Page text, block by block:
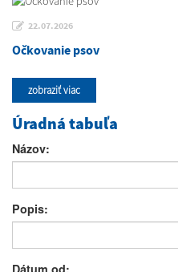
22.07.2026
Očkovanie psov
zobraziť viac
Úradná tabuľa
Názov:
Popis: